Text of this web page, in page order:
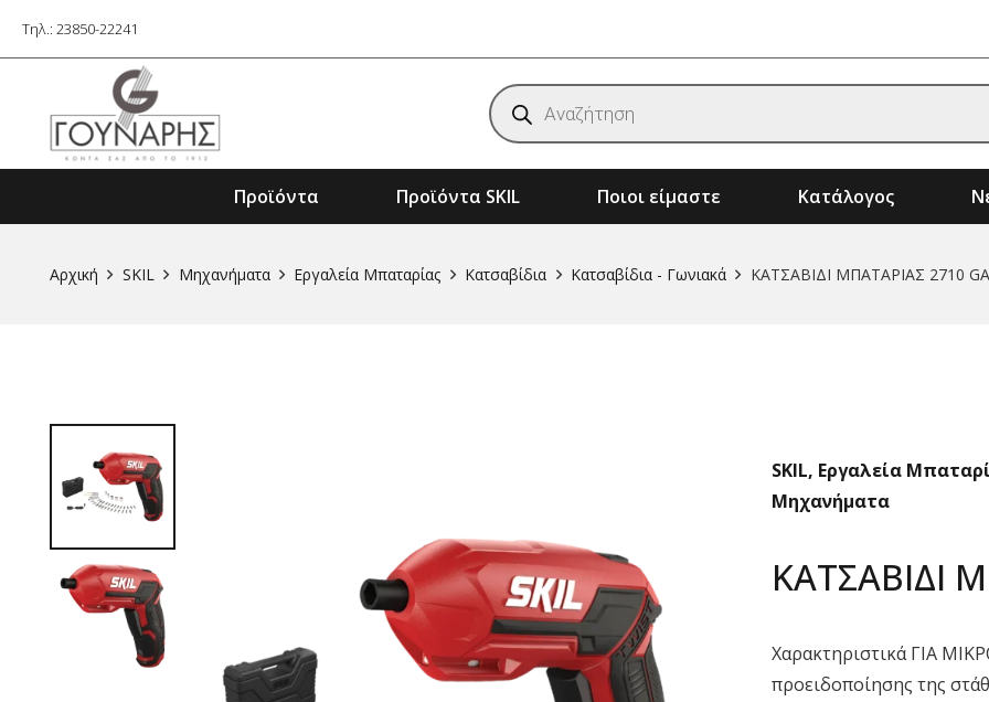
Τηλ.: 23850-22241
Products
search
Προϊόντα Προϊόντα SKIL Ποιοι είμαστε Κατάλογος
Αρχική SKIL Μηχανήματα Εργαλεία Μπαταρίας Κατσαβίδια Κατσαβίδια - Γωνιακά ΚΑΤΣΑΒΙΔΙ ΜΠΑΤΑΡΙΑΣ 2710 GA
SKIL, Εργαλεία
Μηχανήματα
ΚΑΤΣΑΒΙΔΙ
Χαρακτηριστικά ΓΙΑ
προειδοποίησης της